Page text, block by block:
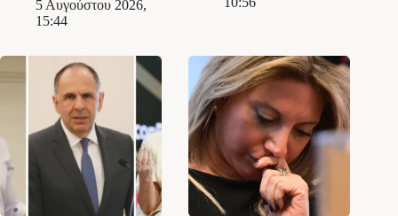
5 Αυγούστου 2026,
15:44